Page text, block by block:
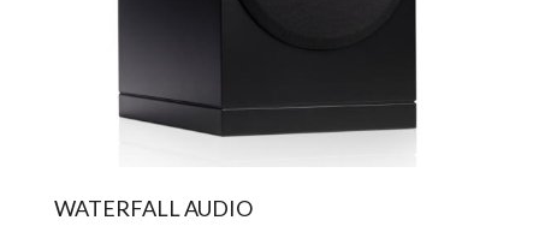
WATERFALL AUDIO